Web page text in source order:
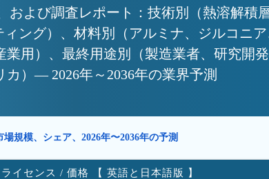
よび調査レポート：技術別（熱溶解積
ング）、材料別（アルミナ、ジルコニ
用）、最終用途別（製造業者、研究開
）— 2026年～2036年の業界予測
規模、シェア、2026年〜2036年の予測
ライセンス / 価格 【 英語と日本語版 】